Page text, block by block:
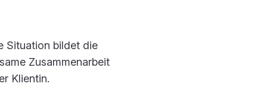
Situation bildet die
Zusammenarbeit
Klientin.